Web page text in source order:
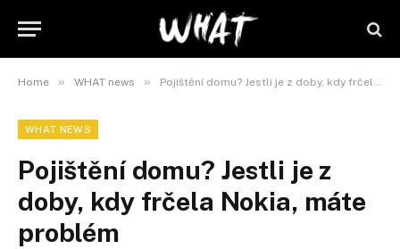
Home » WHAT news » Pojištění domu? Jestli je z doby, kdy frčela Nokia, máte problém
WHAT NEWS
Pojištění domu? Jestli je z
doby, kdy frčela Nokia, máte
problém